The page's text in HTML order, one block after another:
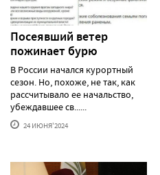
Посеявший ветер
пожинает бурю
В России начался курортный
сезон. Но, похоже, не так, как
рассчитывало ее начальство,
убеждавшее св......
24 ИЮНЯ'2024